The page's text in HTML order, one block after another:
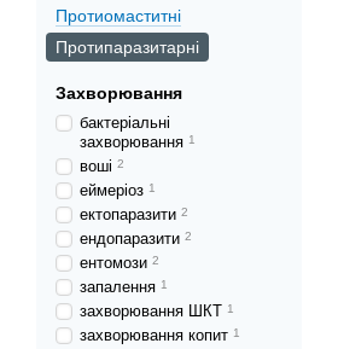
Протиомаститні
Протипаразитарні
Захворювання
бактеріальні
захворювання 1
воші 2
еймеріоз 1
ектопаразити 2
ендопаразити 2
ентомози 2
запалення 1
захворювання ШКТ 1
захворювання копит 1